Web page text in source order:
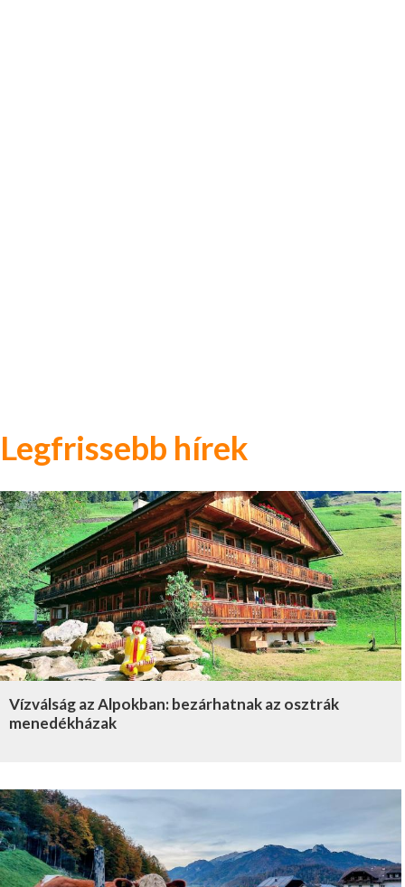
Legfrissebb hírek
Vízválság az Alpokban: bezárhatnak az osztrák
menedékházak